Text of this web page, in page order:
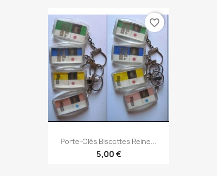
Porte-Clés Biscottes Reine...
5,00 €
favorite_border